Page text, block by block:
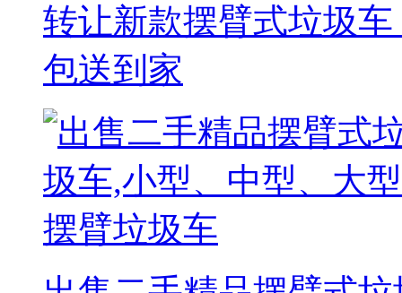
转让新款摆臂式垃圾
包送到家